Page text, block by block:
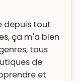
depuis tout
ça m'a bien
tous
de
et